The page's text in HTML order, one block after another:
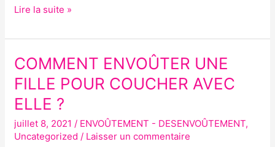
Lire la suite »
COMMENT ENVOÛTER UNE
FILLE POUR COUCHER AVEC
ELLE ?
juillet 8, 2021/ ENVOÛTEMENT - DESENVOÛTEMENT,
Uncategorized / Laisser un commentaire
COMMENT
ENVOÛTER
FILLE
POUR
COUCHER